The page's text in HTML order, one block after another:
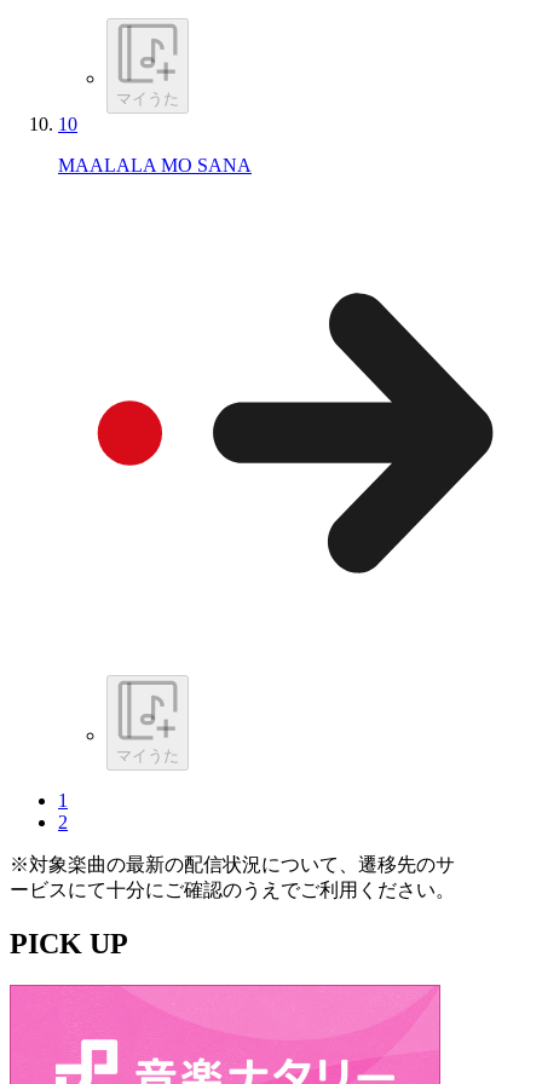
マイうた
10
MAALALA MO SANA
マイうた
1
2
※対象楽曲の最新の配信状況について、遷移先のサ
ービスにて十分にご確認のうえでご利用ください。
PICK UP